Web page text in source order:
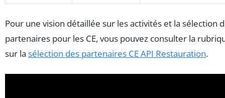
Pour une vision détaillée sur les activités et la sélection
partenaires pour les CE, vous pouvez consulter la
sur la sélection des partenaires CE API Restauration.